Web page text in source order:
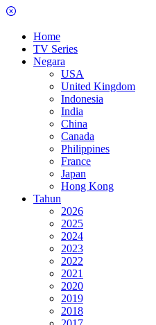
Home
TV Series
Negara
USA
United Kingdom
Indonesia
India
China
Canada
Philippines
France
Japan
Hong Kong
Tahun
2026
2025
2024
2023
2022
2021
2020
2019
2018